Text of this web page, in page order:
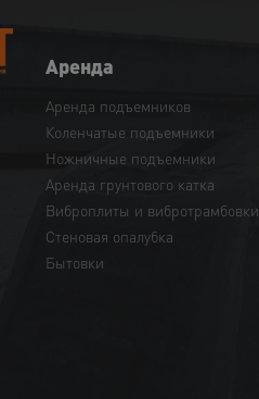
Аренда
Аренда подъемников
Коленчатые подъемники
Ножничные подъемники
Аренда грунтового катка
Виброплиты и вибротрамбовки
Cтеновая опалубка
Бытовки